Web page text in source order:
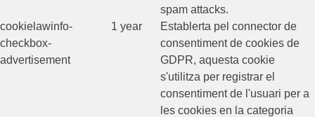
spam attacks.
cookielawinfo-
checkbox-
advertisement
1 year
Establerta pel connector de
consentiment de cookies de
GDPR, aquesta cookie
s'utilitza per registrar el
consentiment de l'usuari per a
les cookies en la categoria